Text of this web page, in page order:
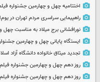
اختتامیه چهل و چهارمین جشنواره
راهپیمایی سراسری مردم تهران در یوم‌الله ۲۲
نورافشانی برج میلاد به مناسبت چهل‌
ایستگاه پایانی چهل و چهارمین
تجدید میثاق خانواده دانشگاه آزاد
روز دهم چهل و چهارمین جشنواره
روز دهم چهل و چهارمین جشنواره